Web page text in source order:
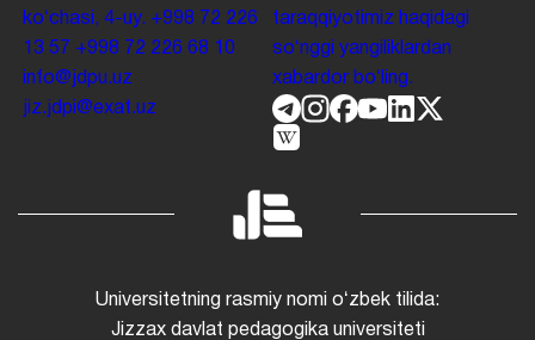
koʻchasi, 4-uy. +998 72 226
13 57 +998 72 226 68 10
info@jdpu.uz
jiz.jdpi@exat.uz
taraqqiyotimiz haqidagi
soʻnggi yangiliklardan
xabardor boʻling.
Universitetning rasmiy nomi oʻzbek tilida:
Jizzax davlat pedagogika universiteti